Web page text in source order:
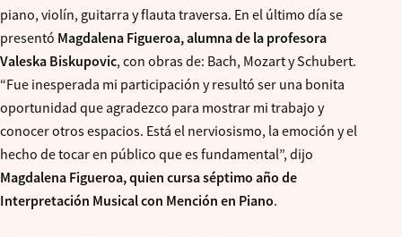
piano, violín, guitarra y flauta traversa. En el último día se
presentó Magdalena Figueroa, alumna de la profesora
Valeska Biskupovic, con obras de: Bach, Mozart y Schubert.
“Fue inesperada mi participación y resultó ser una bonita
oportunidad que agradezco para mostrar mi trabajo y
conocer otros espacios. Está el nerviosismo, la emoción y el
hecho de tocar en público que es fundamental”, dijo
Magdalena Figueroa, quien cursa séptimo año de
Interpretación Musical con Mención en Piano.